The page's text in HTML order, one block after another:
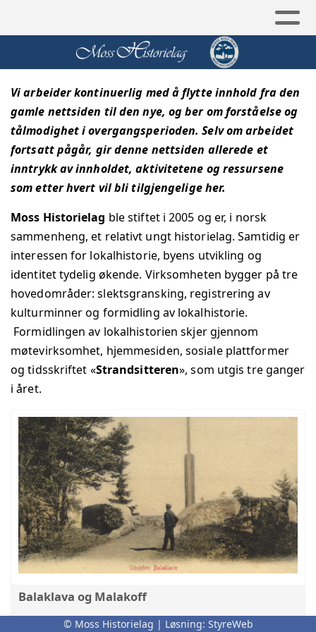
Vi arbeider kontinuerlig med å flytte innhold fra den
gamle nettsiden til den nye, og ber om forståelse og
tålmodighet i overgangsperioden. Selv om arbeidet
fortsatt pågår, gir denne nettsiden allerede et
inntrykk av innholdet, aktivitetene og ressursene
som etter hvert vil bli tilgjengelige her.
Moss Historielag ble stiftet i 2005 og er, i norsk
sammenheng, et relativt ungt historielag. Samtidig er
interessen for lokalhistorie, byens utvikling og
identitet tydelig økende. Virksomheten bygger på tre
hovedområder: slektsgransking, registrering av
kulturminner og formidling av lokalhistorie.
Formidlingen av lokalhistorien skjer gjennom
møtevirksomhet, hjemmesiden, sosiale plattformer
og tidsskriftet «Strandsitteren», som utgis tre ganger
i året.
Balaklava og Malakoff
Om navnene Balaklava og Malakoff, Krimkrigen og
© Moss Historielag | Løsning: StyreWeb